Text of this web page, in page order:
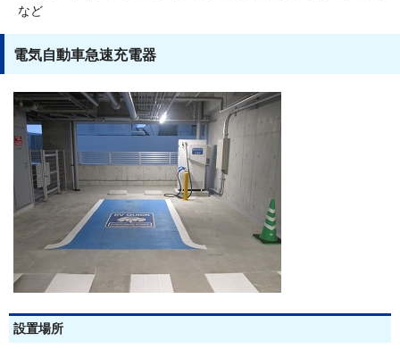
など
電気自動車急速充電器
設置場所